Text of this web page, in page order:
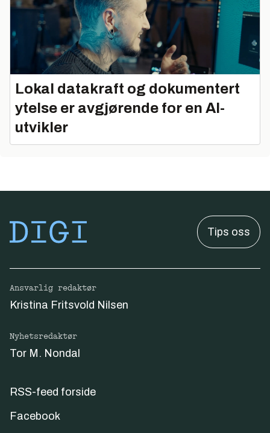
Lokal datakraft og dokumentert
ytelse er avgjørende for en AI-
utvikler
Tips oss
Ansvarlig redaktør
Kristina Fritsvold Nilsen
Nyhetsredaktør
Tor M. Nondal
RSS-feed forside
Facebook